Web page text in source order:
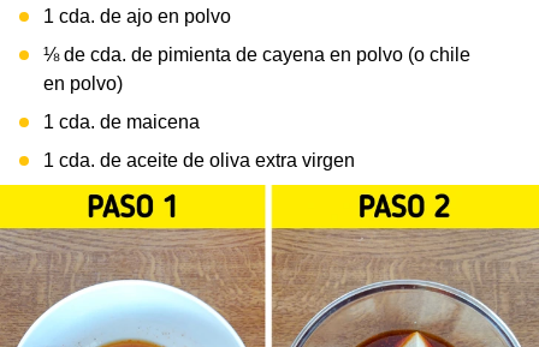
1 cda. de ajo en polvo
⅛ de cda. de pimienta de cayena en polvo (o chile
en polvo)
1 cda. de maicena
1 cda. de aceite de oliva extra virgen